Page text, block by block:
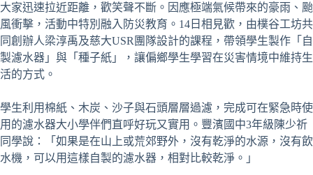
大家迅速拉近距離，歡笑聲不斷。因應極端氣候帶來的豪雨、颱
風衝擊，活動中特別融入防災教育。14日相見歡，由樸谷工坊共
同創辦人梁淳禹及慈大USR團隊設計的課程，帶領學生製作「自
製濾水器」與「種子紙」，讓偏鄉學生學習在災害情境中維持生
活的方式。
學生利用棉紙、木炭、沙子與石頭層層過濾，完成可在緊急時使
用的濾水器大小學伴們直呼好玩又實用。豐濱國中3年級陳少祈
同學說：「如果是在山上或荒郊野外，沒有乾淨的水源，沒有飲
水機，可以用這樣自製的濾水器，相對比較乾淨。」